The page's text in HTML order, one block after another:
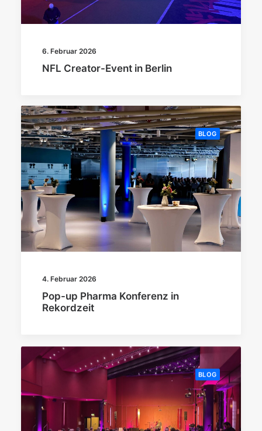
6. Februar 2026
NFL Creator-Event in Berlin
BLOG
4. Februar 2026
Pop-up Pharma Konferenz in
Rekordzeit
BLOG